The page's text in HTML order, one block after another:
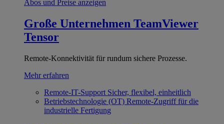
Abos und Preise anzeigen
Große Unternehmen TeamViewer
Tensor
Remote-Konnektivität für rundum sichere Prozesse.
Mehr erfahren
Remote-IT-Support Sicher, flexibel, einheitlich
Betriebstechnologie (OT) Remote-Zugriff für die
industrielle Fertigung